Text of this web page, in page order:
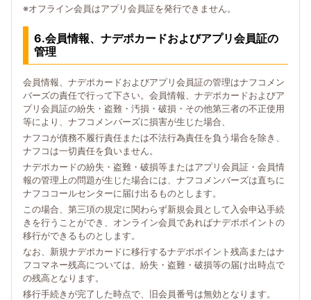
※オフライン会員はアプリ会員証を発行できません。
6.会員情報、ナデポカードおよびアプリ会員証の
管理
会員情報、ナデポカードおよびアプリ会員証の管理はナフコメン
バーズの責任で行って下さい。会員情報、ナデポカードおよびア
プリ会員証の紛失・盗難・汚損・破損・その他第三者の不正使用
等により、ナフコメンバーズに損害が生じた場合、
ナフコが債務不履行責任または不法行為責任を負う場合を除き、
ナフコは一切責任を負いません。
ナデポカードの紛失・盗難・破損等またはアプリ会員証・会員情
報の管理上の問題が生じた場合には、ナフコメンバーズは直ちに
ナフココールセンターに届け出るものとします。
この場合、第三項の規定に関わらず新規会員として入会申込手続
きを行うことができ、オンライン会員であればナデポポイントの
移行ができるものとします。
なお、新規ナデポカードに移行するナデポポイント残高またはナ
フコマネー残高については、紛失・盗難・破損等の届け出時点で
の残高となります。
移行手続きが完了した時点で、旧会員番号は無効となります。